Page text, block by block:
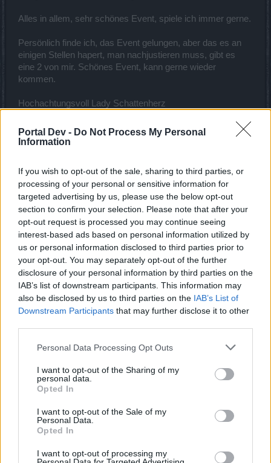
Portal Dev - Do Not Process My Personal
Information
If you wish to opt-out of the sale, sharing to third parties, or
processing of your personal or sensitive information for
targeted advertising by us, please use the below opt-out
section to confirm your selection. Please note that after your
opt-out request is processed you may continue seeing
interest-based ads based on personal information utilized by
us or personal information disclosed to third parties prior to
your opt-out. You may separately opt-out of the further
disclosure of your personal information by third parties on the
IAB’s list of downstream participants. This information may
also be disclosed by us to third parties on the IAB’s List of
Downstream Participants that may further disclose it to other
Personal Data Processing Opt Outs
I want to opt-out of the Sharing of my
personal data.
Opted In
I want to opt-out of the Sale of my
Personal Data.
Opted In
I want to opt-out of processing my
Alles in allem, sehr schönes Event, spiele ich immer gerne.
Persönlich finde ich, das Event gelungen, aber das es an
einigen Stellen hapert, man nachjustieren muss, gibt es
eine 2 von mir. Schönes Event, kann gerne wieder
kommen.
Hochachtungsvoll Lady Schattenherz
Forenfreak
Zitat von Lorindel:↑
Was das Pet kann, weiß ich nicht.
Hallo,
es ist nicht wirklich interessant.